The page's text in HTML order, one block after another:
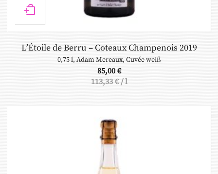
L’Étoile de Berru – Coteaux Champenois 2019
0,75 l, Adam Mereaux, Cuvée weiß
85,00 €
113,33 €/l